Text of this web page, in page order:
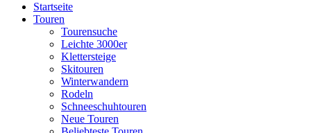
Startseite
Touren
Tourensuche
Leichte 3000er
Klettersteige
Skitouren
Winterwandern
Rodeln
Schneeschuhtouren
Neue Touren